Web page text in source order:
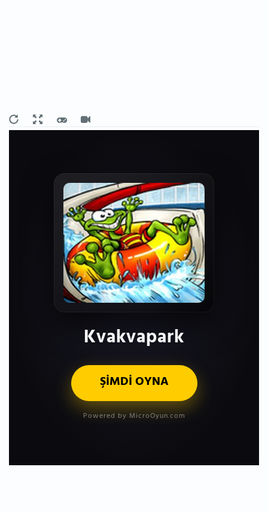
Kvakvapark
ŞİMDİ OYNA
Powered by MicroOyun.com